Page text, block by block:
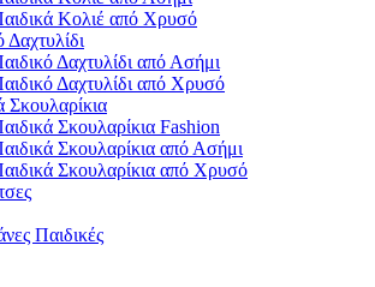
Κολιέ από Χρυσό
Δαχτυλίδι
Δαχτυλίδι από Ασήμι
Δαχτυλίδι από Χρυσό
Σκουλαρίκια
Σκουλαρίκια Fashion
Σκουλαρίκια από Ασήμι
Σκουλαρίκια από Χρυσό
Παιδικές